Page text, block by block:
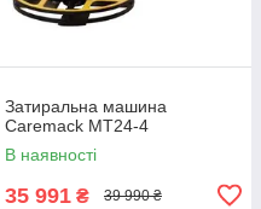
Затиральна машина
Caremack MT24-4
В наявності
35 991 ₴ 39 990 ₴